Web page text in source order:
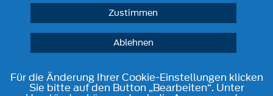
Zustimmen
Ablehnen
Für die Änderung Ihrer Cookie-Einstellungen klicken
Sie bitte auf den Button „Bearbeiten“. Unter